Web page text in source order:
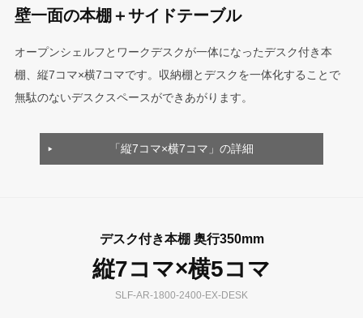
壁一面の本棚＋サイドテーブル
オープンシェルフとワークデスクが一体になったデスク付き本
棚、縦7コマ×横7コマです。収納棚とデスクを一体化することで
無駄のないデスクスペースができあがります。
「縦7コマ×横7コマ」の詳細
デスク付き本棚 奥行350mm
縦7コマ×横5コマ
SLF-AR-1800-2400-EX-DESK